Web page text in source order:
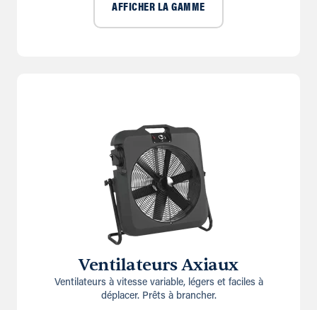
AFFICHER LA GAMME
Ventilateurs Axiaux
Ventilateurs à vitesse variable, légers et faciles à
déplacer. Prêts à brancher.